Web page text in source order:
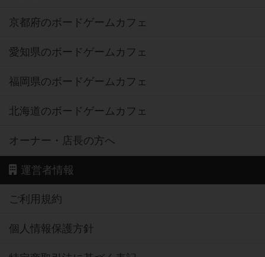
京都府のボードゲームカフェ
愛知県のボードゲームカフェ
福岡県のボードゲームカフェ
北海道のボードゲームカフェ
オーナー・店長の方へ
運営者情報
ご利用規約
個人情報保護方針